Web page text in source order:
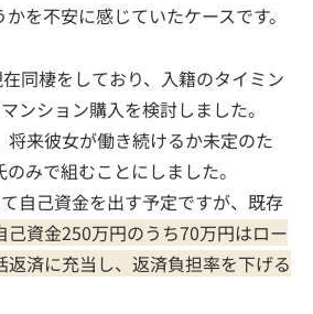
を不安に感じていたケースです。
同棲をしており、入籍のタイミン
ンション購入を検討しました。
来彼女が働き続けるか未定のた
みで組むことにしました。
自己資金を出す予定ですが、既存
己資金250万円のうち70万円はロー
返済に充当し、返済負担率を下げる